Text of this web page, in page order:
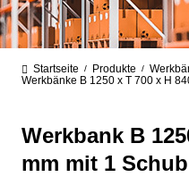
Startseite / Produkte /
Werkbänke B 1250 x T 700 x H
Werkbank B
mm mit 1